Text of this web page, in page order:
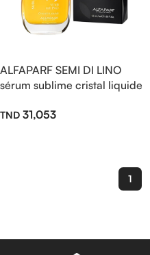
ALFAPARF SEMI DI LINO
sérum sublime cristal liquide
31,053
1